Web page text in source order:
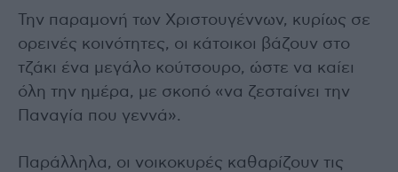
Την παραμονή των Χριστουγέννων, κυρίως σε
ορεινές κοινότητες, οι κάτοικοι βάζουν στο
τζάκι ένα μεγάλο κούτσουρο, ώστε να καίει
όλη την ημέρα, με σκοπό «να ζεσταίνει την
Παναγία που γεννά».
Παράλληλα, οι νοικοκυρές καθαρίζουν τις